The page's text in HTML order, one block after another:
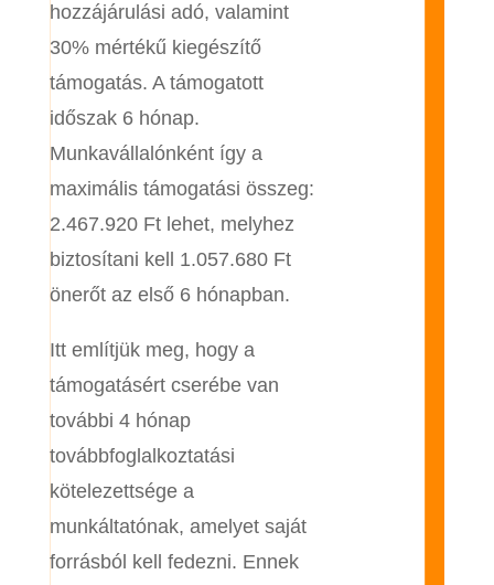
hozzájárulási adó, valamint
30% mértékű kiegészítő
támogatás. A támogatott
időszak 6 hónap.
Munkavállalónként így a
maximális támogatási összeg:
2.467.920 Ft lehet, melyhez
biztosítani kell 1.057.680 Ft
önerőt az első 6 hónapban.
Itt említjük meg, hogy a
támogatásért cserébe van
további 4 hónap
továbbfoglalkoztatási
kötelezettsége a
munkáltatónak, amelyet saját
forrásból kell fedezni. Ennek